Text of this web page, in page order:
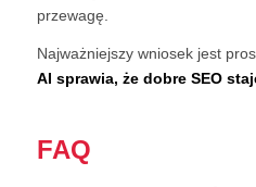
przewagę.
Najważniejszy wniosek jest
AI sprawia, że dobre SEO
FAQ